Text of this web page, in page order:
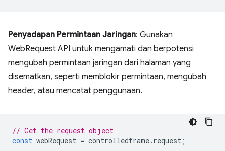
Penyadapan Permintaan Jaringan: Gunakan
WebRequest API untuk mengamati dan berpotensi
mengubah permintaan jaringan dari halaman yang
disematkan, seperti memblokir permintaan, mengubah
header, atau mencatat penggunaan.
// Get the request object
const webRequest = controlledframe. request ;